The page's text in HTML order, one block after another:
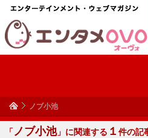
ノブ小池
「ノブ小池」に関連する １ 件の記